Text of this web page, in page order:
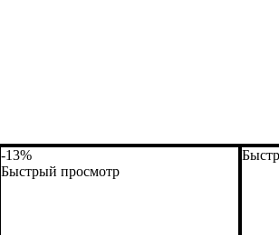
-13%
Быстрый просмотр